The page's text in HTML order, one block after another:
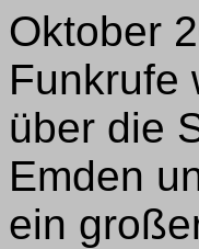
Oktober
Funkrufe
über die
Emden
ein